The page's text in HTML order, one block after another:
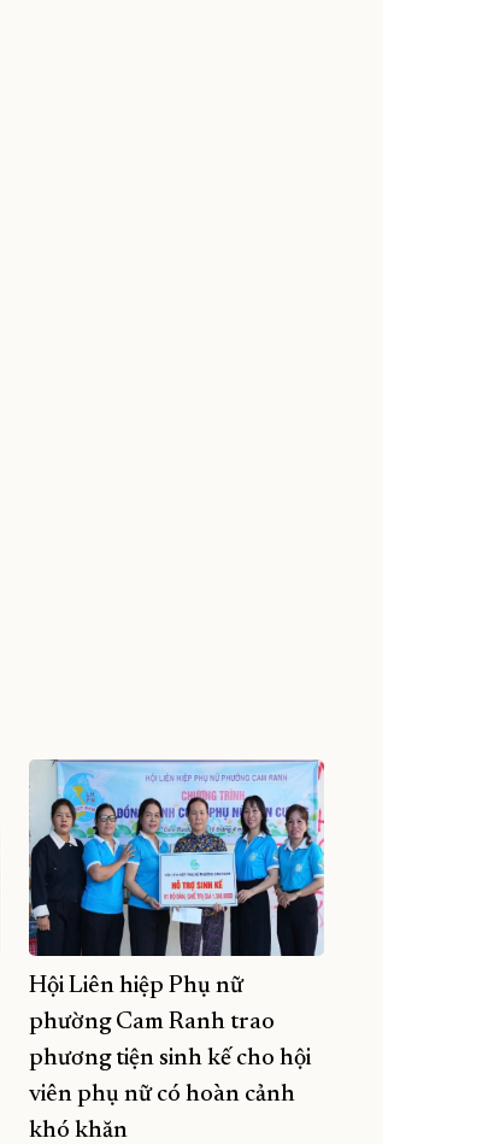
Hội Liên hiệp Phụ nữ
phường Cam Ranh trao
phương tiện sinh kế cho hội
viên phụ nữ có hoàn cảnh
khó khăn